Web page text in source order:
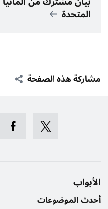
المتحدة
مشاركة هذه الصفحة
الأبواب
أحدث الموضوعات